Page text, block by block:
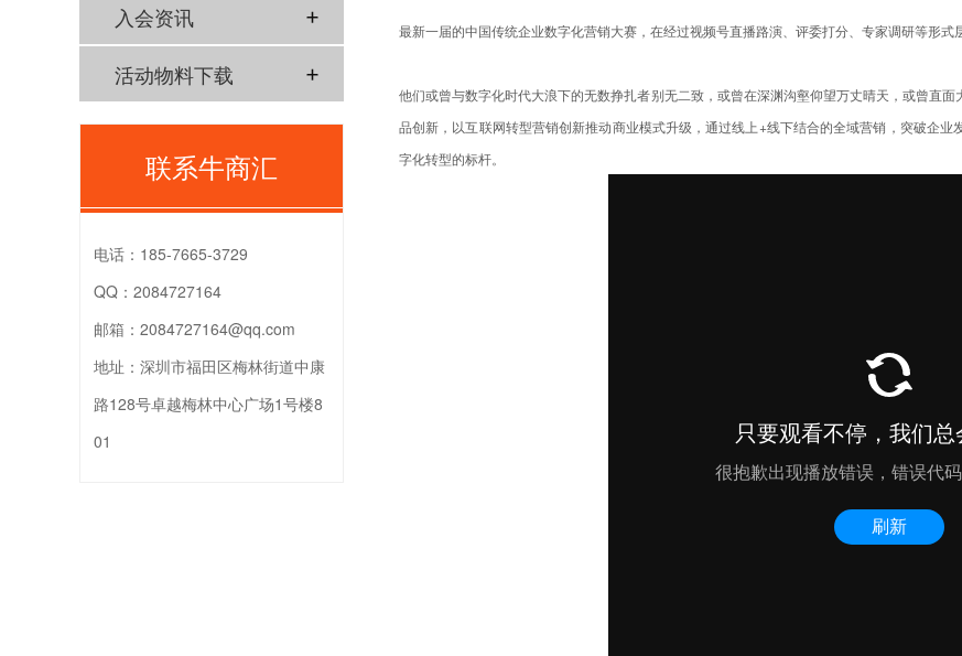
最新一届的中国传统企业数字化营销大赛，在经过视频号直播路演、评委打分、专家调研等形式
他们或曾与数字化时代大浪下的无数挣扎者别无二致，或曾在深渊沟壑仰望万丈晴天，或曾直
品创新，以互联网转型营销创新推动商业模式升级，通过线上+线下结合的全域营销，突破企
字化转型的标杆。
入会资讯
活动物料下载
联系牛商汇
电话： 185-7665-3729
QQ： 2084727164
邮箱： 2084727164@qq.com
地址： 深圳市福田区梅林街道中康
路128号卓越梅林中心广场1号楼8
01